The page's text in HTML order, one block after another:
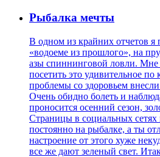
Рыбалка мечты
В одном из крайних отчетов я
«водоеме из прошлого», на
азы спиннинговой ловли. Мне
посетить это удивительное по
проблемы со здоровьем
Очень обидно болеть и
проносится осенний сезон,
Страницы в социальных сетях
постоянно на рыбалке, а ты
настроение от этого хуже
все же дают зеленый свет.